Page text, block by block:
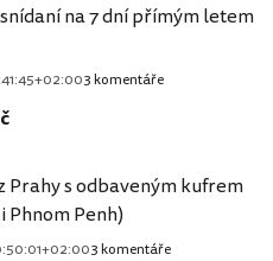
na 7 dní přímým letem
3 komentáře
Prahy s odbaveným kufrem
Phnom Penh)
3 komentáře